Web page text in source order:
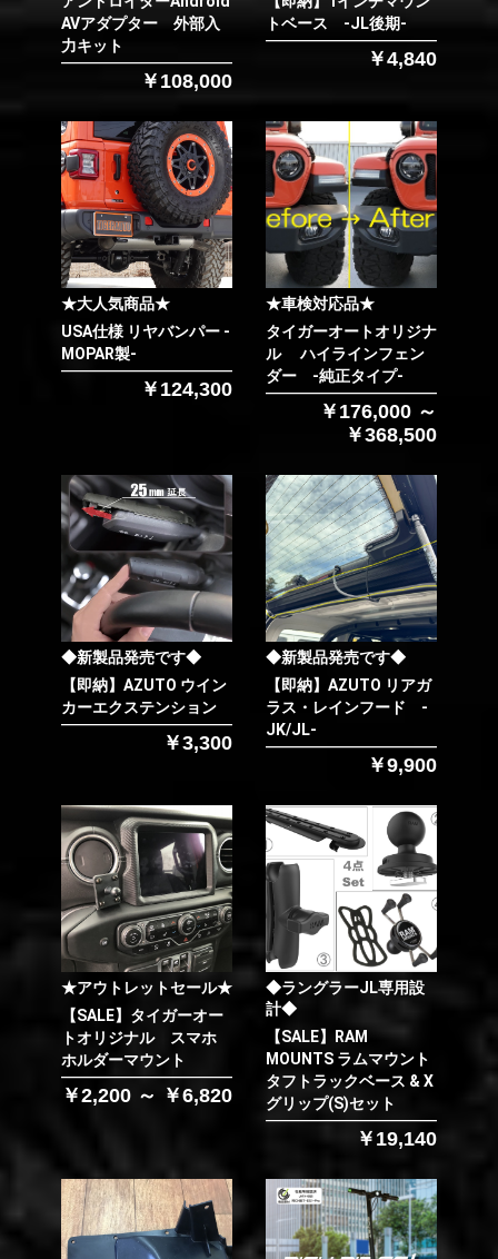
AVアダプター 外部入
力キット
￥108,000
トベース -JL後期-
￥4,840
★大人気商品★
USA仕様 リヤバンパー -
MOPAR製-
￥124,300
★車検対応品★
タイガーオートオリジナ
ル ハイラインフェン
ダー -純正タイプ-
￥176,000 ～
￥368,500
◆新製品発売です◆
【即納】AZUTO ウイン
カーエクステンション
￥3,300
◆新製品発売です◆
【即納】AZUTO リアガ
ラス・レインフード -
JK/JL-
￥9,900
★アウトレットセール★
【SALE】タイガーオー
トオリジナル スマホ
ホルダーマウント
￥2,200 ～ ￥6,820
◆ラングラーJL専用設
計◆
【SALE】RAM
MOUNTS ラムマウント
タフトラックベース & X
グリップ(S)セット
￥19,140